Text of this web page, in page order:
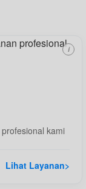
kami
Lihat Layanan>
i